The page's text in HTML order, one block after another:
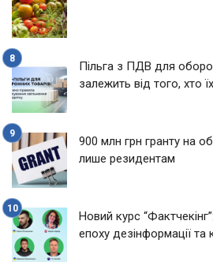
Пільга з ПДВ для
залежить від того, хто
900 млн грн гранту на
лише резидентам
Новий курс
епоху дезінформації та